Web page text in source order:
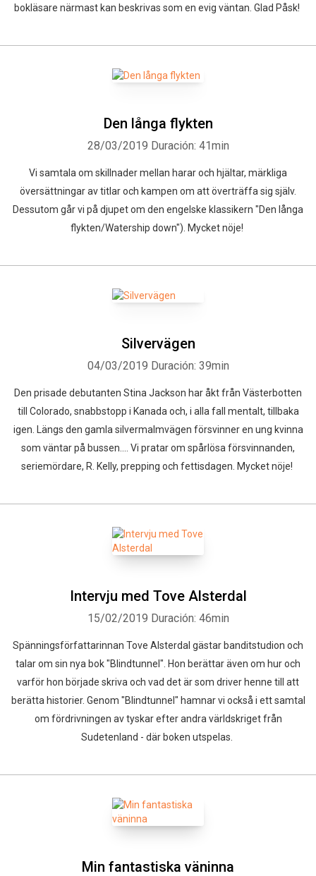
bokläsare närmast kan beskrivas som en evig väntan. Glad Påsk!
Den långa flykten
28/03/2019 Duración: 41min
Vi samtala om skillnader mellan harar och hjältar, märkliga
översättningar av titlar och kampen om att överträffa sig själv.
Dessutom går vi på djupet om den engelske klassikern "Den långa
flykten/Watership down"). Mycket nöje!
Silvervägen
04/03/2019 Duración: 39min
Den prisade debutanten Stina Jackson har åkt från Västerbotten
till Colorado, snabbstopp i Kanada och, i alla fall mentalt, tillbaka
igen. Längs den gamla silvermalmvägen försvinner en ung kvinna
som väntar på bussen.... Vi pratar om spårlösa försvinnanden,
seriemördare, R. Kelly, prepping och fettisdagen. Mycket nöje!
Intervju med Tove Alsterdal
15/02/2019 Duración: 46min
Spänningsförfattarinnan Tove Alsterdal gästar banditstudion och
talar om sin nya bok "Blindtunnel". Hon berättar även om hur och
varför hon började skriva och vad det är som driver henne till att
berätta historier. Genom "Blindtunnel" hamnar vi också i ett samtal
om fördrivningen av tyskar efter andra världskriget från
Sudetenland - där boken utspelas.
Min fantastiska väninna